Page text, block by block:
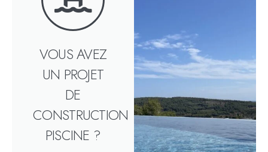
VOUS AVEZ
UN PROJET
DE
CONSTRUCTION
PISCINE ?